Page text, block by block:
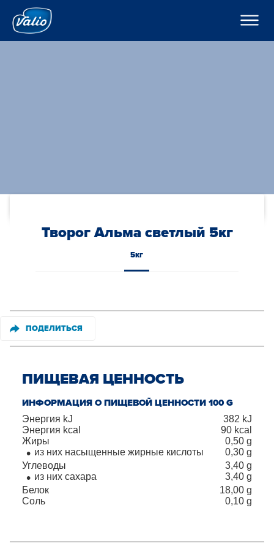
????????
????????
??????? ????????
O??????
? ???????????
Творог Альма светлый 5кг
5кг
ПОДЕЛИТЬСЯ
ПИЩЕВАЯ ЦЕННОСТЬ
ИНФОРМАЦИЯ О ПИЩЕВОЙ ЦЕННОСТИ 100 G
Энергия kJ 382 kJ
Энергия kcal
90 kcal
Жиры
0,50 g
из них насыщенные жирные кислоты
0,30 g
Углеводы
3,40 g
из них сахара
3,40 g
Белок
18,00 g
Соль
0,10 g